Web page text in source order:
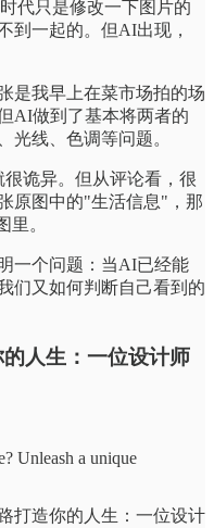
代只是修改一下图片的
到一起的。但AI出现，
是我早上在菜市场拍的场
AI做到了基本将两者的
光线、色调等问题。
诡异。但从评论看，很
原图中的"生活信息"，那
。
一个问题：当AI已经能
们又如何判断自己看到的
人生：一位设计师
Unleash a unique
打造你的人生：一位设计